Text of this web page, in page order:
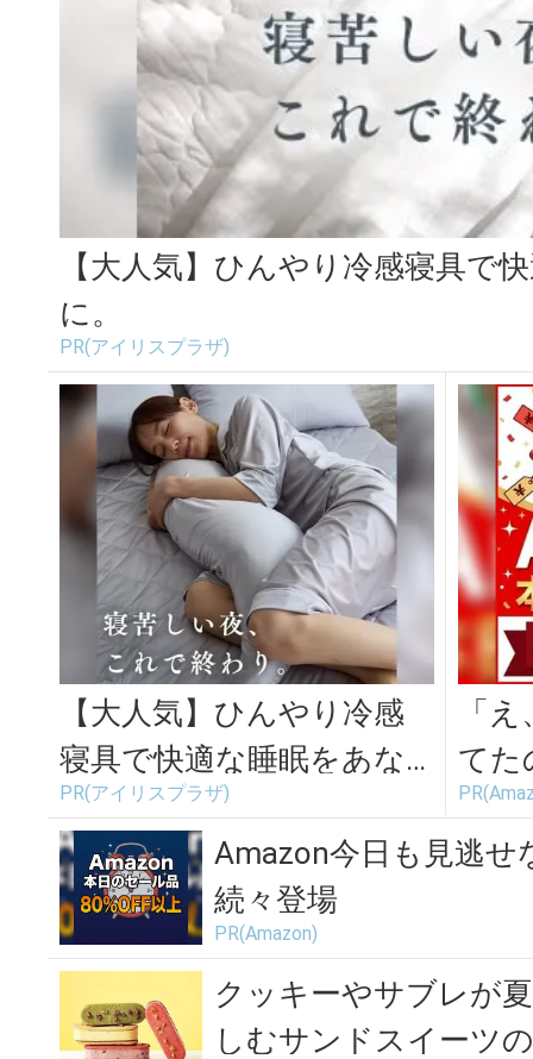
【大人気】ひんやり冷感寝具で
に。
PR(アイリスプラザ)
【大人気】ひんやり冷感
寝具で快適な睡眠をあな
たに。
PR(アイリスプラザ)
「
てた
続々
が...
Amazon今日も見逃せ
続々登場
PR(Amazon)
クッキーやサブレが
しむサンドスイーツ